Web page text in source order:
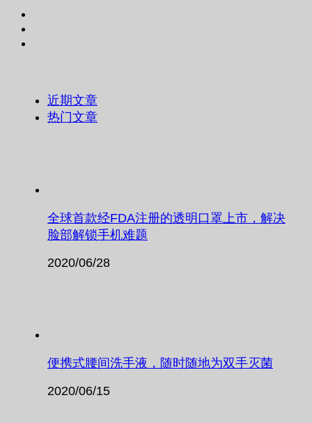
近期文章
热门文章
全球首款经FDA注册的透明口罩上市，解决
脸部解锁手机难题
2020/06/28
便携式腰间洗手液，随时随地为双手灭菌
2020/06/15